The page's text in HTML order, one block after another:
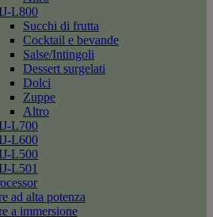
L800
Succhi di frutta
Cocktail e bevande
Salse/Intingoli
Dessert surgelati
Dolci
Zuppe
Altro
L700
L600
L500
L501
ad alta potenza
a immersione